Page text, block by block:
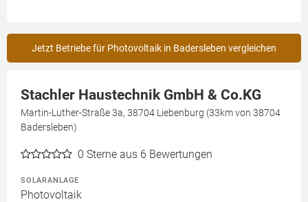
Jetzt Betriebe für Photovoltaik in Badersleben vergleichen
Stachler Haustechnik GmbH & Co.KG
Martin-Luther-Straße 3a, 38704 Liebenburg (33km von 38704
Badersleben)
0 Sterne aus 6 Bewertungen
SOLARANLAGE
Photovoltaik